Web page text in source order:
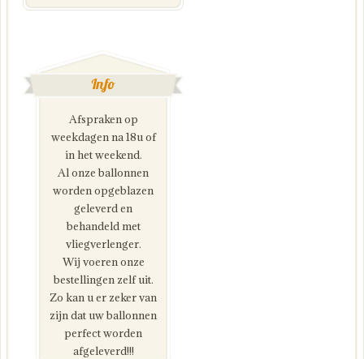
Info
Afspraken op
weekdagen na 18u of
in het weekend.
Al onze ballonnen
worden opgeblazen
geleverd en
behandeld met
vliegverlenger.
Wij voeren onze
bestellingen zelf uit.
Zo kan u er zeker van
zijn dat uw ballonnen
perfect worden
afgeleverd!!!